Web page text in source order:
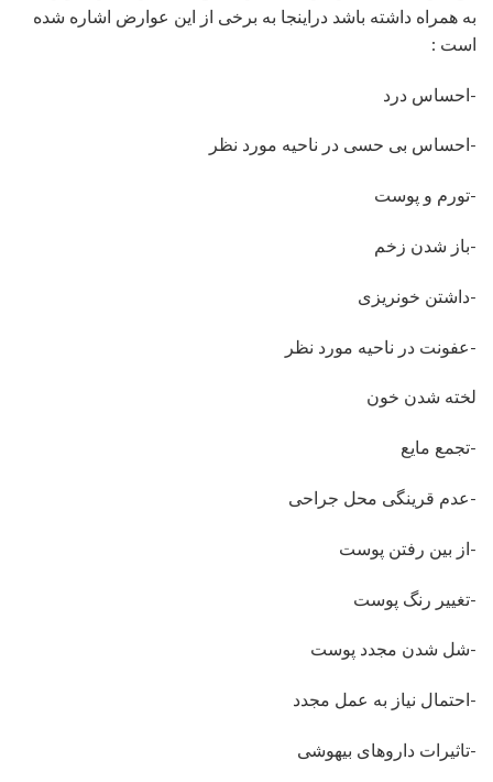
به همراه داشته باشد دراینجا به برخی از این عوارض اشاره شده
است :
-احساس درد
-احساس بی حسی در ناحیه مورد نظر
-تورم و پوست
-باز شدن زخم
-داشتن خونریزی
-عفونت در ناحیه مورد نظر
لخته شدن خون
-تجمع مایع
-عدم قرینگی محل جراحی
-از بین رفتن پوست
-تغییر رنگ پوست
-شل شدن مجدد پوست
-احتمال نیاز به عمل مجدد
-تاثیرات داروهای بیهوشی